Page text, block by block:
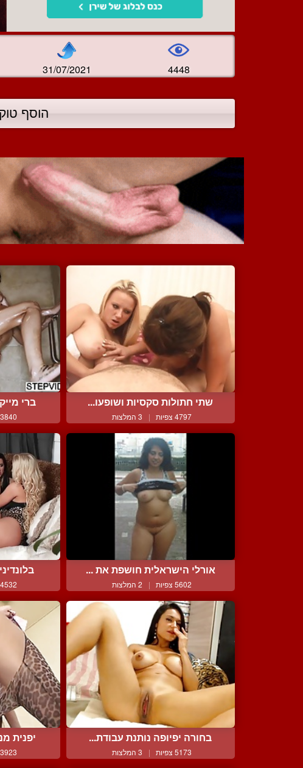
31/07/2021 4448
הוסף
שתי חתולות סקסיות ושופעו...
4797 צפיות | 3 המלצות
ברי
3840 צפיות
אורלי הישראלית חושפת את ...
5602 צפיות | 2 המלצות 4532 צפיות
בחורה יפיופה נותנת עבודת...
5173 צפיות | 3 המלצות
יפנית
3923 צפיות